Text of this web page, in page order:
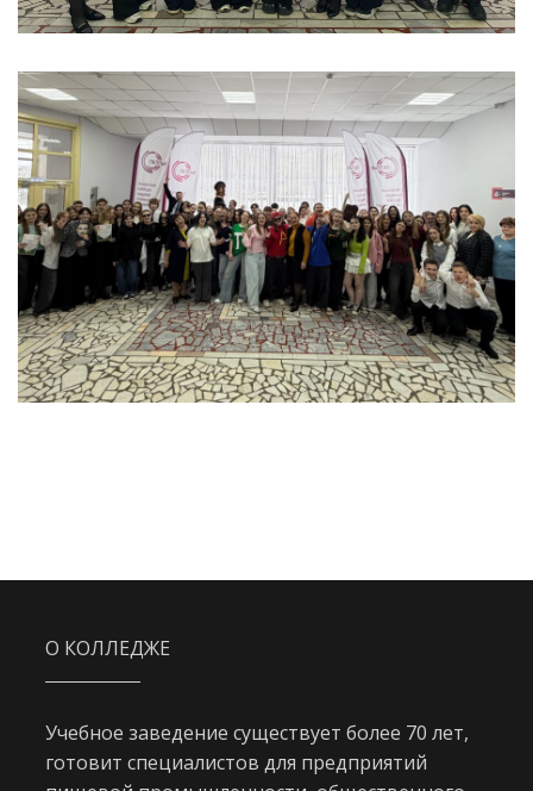
О КОЛЛЕДЖЕ
Учебное заведение существует более 70 лет,
готовит специалистов для предприятий